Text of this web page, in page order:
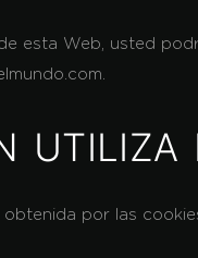
esta Web, usted
UTILIZA
por las